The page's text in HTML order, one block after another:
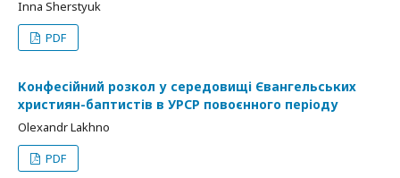
Inna Sherstyuk
PDF
Конфесійний розкол у середовищі Євангельських
християн-баптистів в УРСР повоєнного періоду
Olexandr Lakhno
PDF